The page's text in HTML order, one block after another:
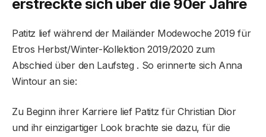
erstreckte sich über die 90er Jahre
Patitz lief während der Mailänder Modewoche 2019 für
Etros Herbst/Winter-Kollektion 2019/2020 zum
Abschied über den Laufsteg . So erinnerte sich Anna
Wintour an sie:
Zu Beginn ihrer Karriere lief Patitz für Christian Dior
und ihr einzigartiger Look brachte sie dazu, für die